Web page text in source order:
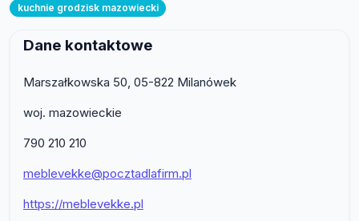
kuchnie grodzisk mazowiecki
Dane kontaktowe
Marszałkowska 50, 05-822 Milanówek
woj. mazowieckie
790 210 210
meblevekke@pocztadlafirm.pl
https://meblevekke.pl